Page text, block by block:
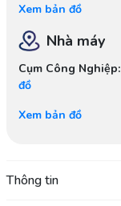
Xem bản đồ
Nhà máy
Cụm Công Nghiệp:
đồ
Xem bản đồ
Thông tin